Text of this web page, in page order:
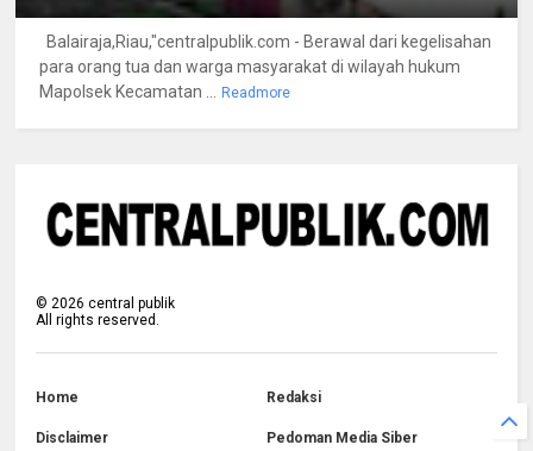
Balairaja,Riau,"centralpublik.com - Berawal dari kegelisahan
para orang tua dan warga masyarakat di wilayah hukum
Mapolsek Kecamatan ...
Readmore
© 2026 central publik
All rights reserved.
Home Redaksi
Disclaimer Pedoman Media Siber